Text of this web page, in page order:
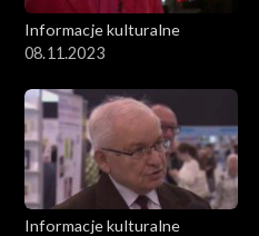
Informacje kulturalne
08.11.2023
Informacje kulturalne